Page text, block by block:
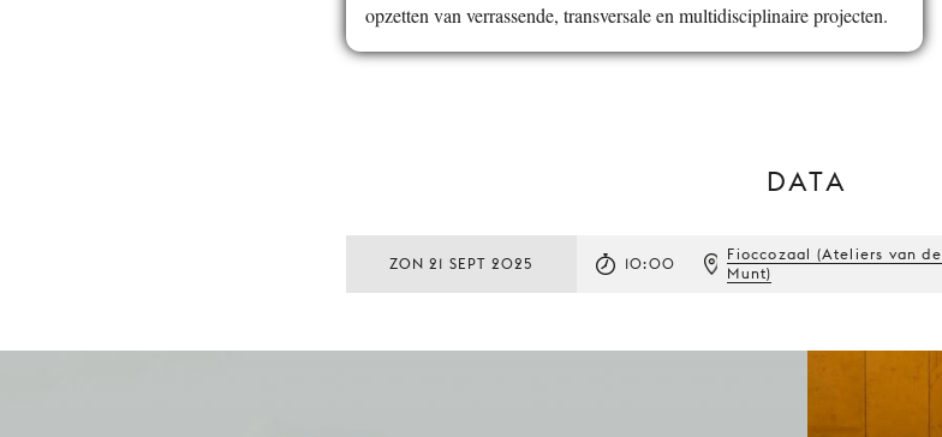
opzetten van verrassende, transversale en multidisciplinaire projecten.
DATA
ZON 21 SEPT 2025 10:00
Fioccozaal (Ateliers van de
Munt)